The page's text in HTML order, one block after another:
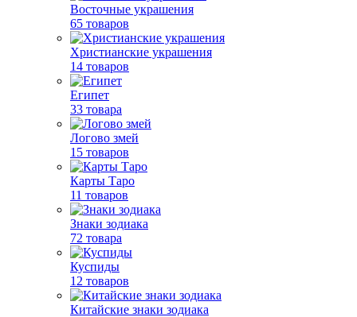
Восточные украшения
65 товаров
Христианские украшения
14 товаров
Египет
33 товара
Логово змей
15 товаров
Карты Таро
11 товаров
Знаки зодиака
72 товара
Куспиды
12 товаров
Китайские знаки зодиака